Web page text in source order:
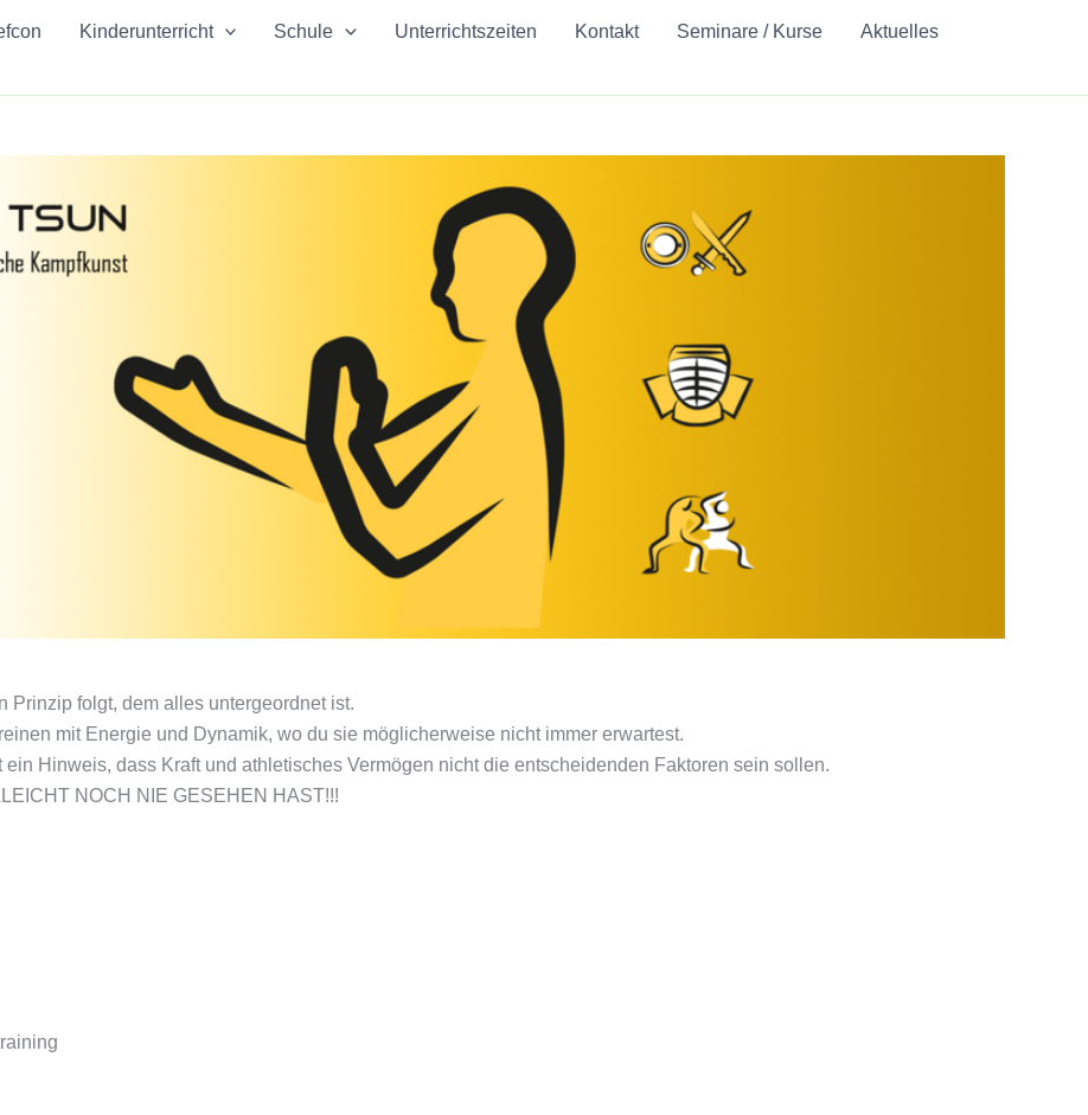
Kinderunterricht Schule Unterrichtszeiten Kontakt Seminare / Kurse
Aktuelles
Prinzip folgt, dem alles untergeordnet ist.
mit Energie und Dynamik, wo du sie möglicherweise nicht immer erwartest.
Hinweis, dass Kraft und athletisches Vermögen nicht die entscheidenden Faktoren sein sollen.
NOCH NIE GESEHEN HAST!!!